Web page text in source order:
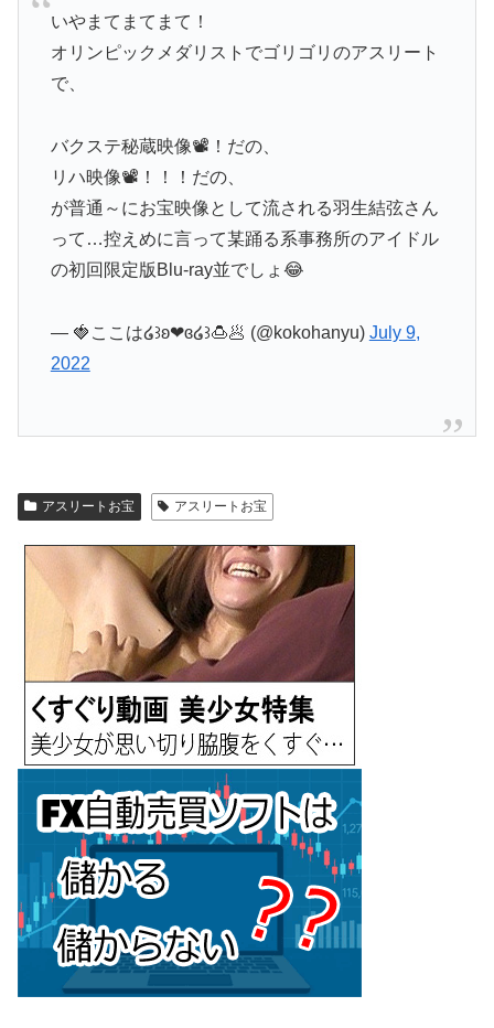
いやまてまてまて！
オリンピックメダリストでゴリゴリのアスリート
で、
バクステ秘蔵映像📽！だの、
リハ映像📽！！！だの、
が普通～にお宝映像として流される羽生結弦さん
って…控えめに言って某踊る系事務所のアイドル
の初回限定版Blu-ray並でしょ😂
— 🍓ここは໒꒱ʚ❤︎ɞ໒꒱🍮🥟 (@kokohanyu) July 9,
2022
アスリートお宝 アスリートお宝